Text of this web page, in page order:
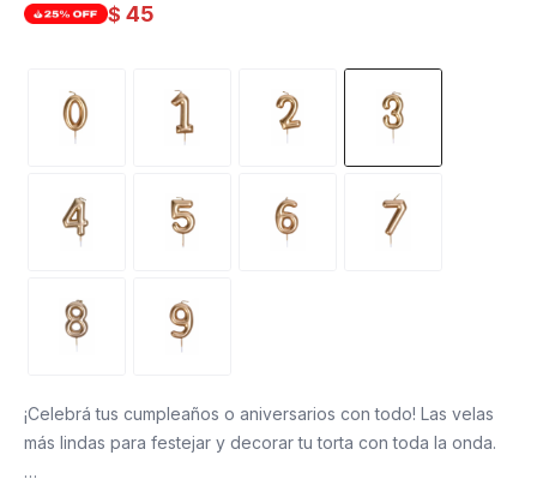
$ 45
¡Celebrá tus cumpleaños o aniversarios con todo! Las velas
más lindas para festejar y decorar tu torta con toda la onda.